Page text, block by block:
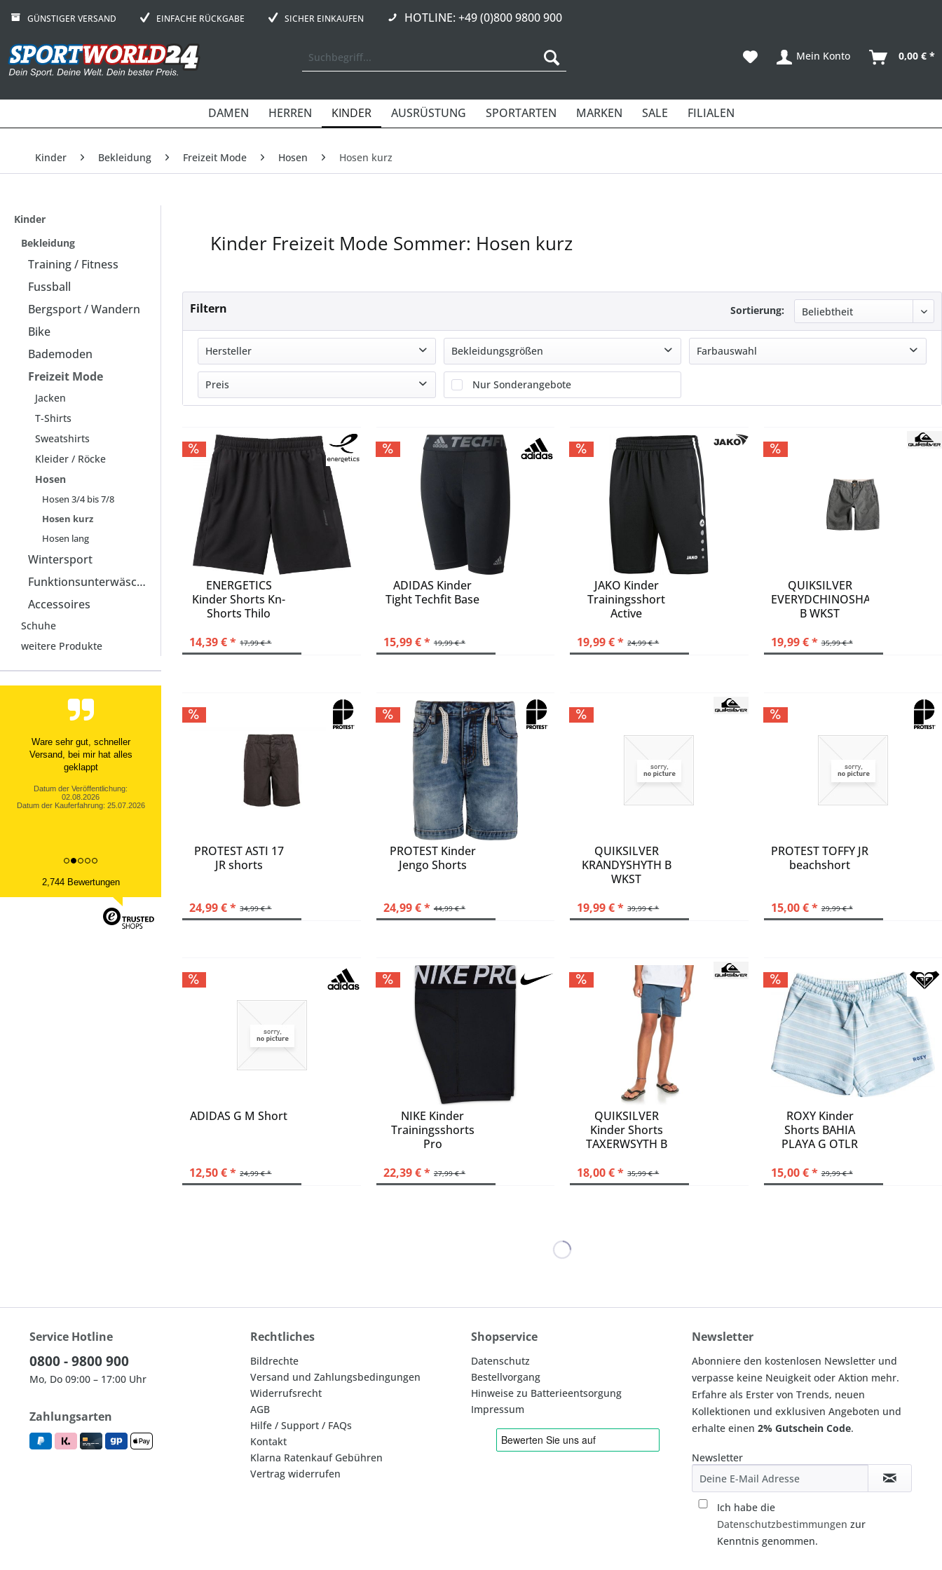
GÜNSTIGER VERSAND EINFACHE RÜCKGABE SICHER EINKAUFEN HOTLINE: +49 (0)800 9800 900
Mein Konto 0,00 € *
DAMEN HERREN KINDER AUSRÜSTUNG SPORTARTEN MARKEN SALE FILIALEN
Kinder Bekleidung Freizeit Mode Hosen Hosen kurz
Kinder
Bekleidung
Training / Fitness
Fussball
Bergsport / Wandern
Bike
Bademoden
Freizeit Mode
Jacken
T-Shirts
Sweatshirts
Kleider / Röcke
Hosen
Hosen 3/4 bis 7/8
Hosen kurz
Hosen lang
Wintersport
Funktionsunterwäsche
Accessoires
Schuhe
weitere Produkte
Ware sehr gut, schneller
Versand, bei mir hat alles
geklappt
Datum der Veröffentlichung:
02.08.2026
Datum der Kauferfahrung: 25.07.2026
2,744 Bewertungen
Kinder Freizeit Mode Sommer: Hosen kurz
Filtern Sortierung:
Hersteller
ADIDAS
CHAMPION
fire&ice
FIREFLY
QUIKSILVER
Bekleidungsgrößen
48
50
56
Farbauswahl
lila
mehrfarbig
Preis Nur Sonderangebote
ENERGETICS
Kinder Shorts Kn-
Shorts Thilo
17,99 € *
14,39 € *
ADIDAS Kinder
Tight Techfit Base
19,99 € *
15,99 € *
JAKO Kinder
Trainingsshort
Active
24,99 € *
19,99 € *
QUIKSILVER
EVERYDCHINOSHAY
B WKST
35,99 € *
19,99 € *
PROTEST ASTI 17
JR shorts
34,99 € *
24,99 € *
PROTEST Kinder
Jengo Shorts
44,99 € *
24,99 € *
QUIKSILVER
KRANDYSHYTH B
WKST
39,99 € *
19,99 € *
PROTEST TOFFY JR
beachshort
29,99 € *
15,00 € *
ADIDAS G M Short
24,99 € *
12,50 € *
NIKE Kinder
Trainingsshorts
Pro
27,99 € *
22,39 € *
QUIKSILVER
Kinder Shorts
TAXERWSYTH B
35,99 € *
18,00 € *
ROXY Kinder
Shorts BAHIA
PLAYA G OTLR
29,99 € *
15,00 € *
Service Hotline
0800 - 9800 900
Mo, Do 09:00 – 17:00 Uhr
Zahlungsarten
Rechtliches
Bildrechte
Versand und Zahlungsbedingungen
Widerrufsrecht
AGB
Hilfe / Support / FAQs
Kontakt
Klarna Ratenkauf Gebühren
Vertrag widerrufen
Shopservice
Datenschutz
Bestellvorgang
Hinweise zu Batterieentsorgung
Impressum
Newsletter
Abonniere den kostenlosen Newsletter und
verpasse keine Neuigkeit oder Aktion mehr.
Erfahre als Erster von Trends, neuen
Kollektionen und exklusiven Angeboten und
erhalte einen 2% Gutschein Code.
Newsletter
Ich habe die
Datenschutzbestimmungen zur
Kenntnis genommen.